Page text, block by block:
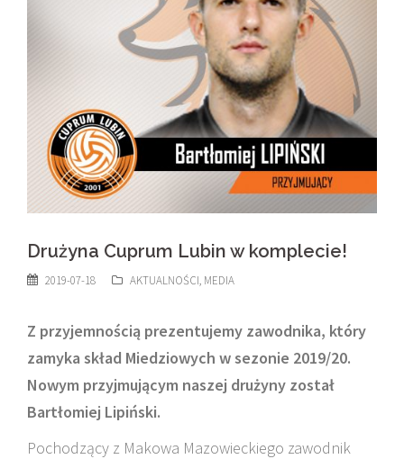
Drużyna Cuprum Lubin w komplecie!
2019-07-18 AKTUALNOŚCI, MEDIA
Z przyjemnością prezentujemy zawodnika, który
zamyka skład Miedziowych w sezonie 2019/20.
Nowym przyjmującym naszej drużyny został
Bartłomiej Lipiński.
Pochodzący z Makowa Mazowieckiego zawodnik